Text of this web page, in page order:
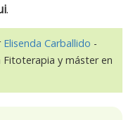
.
Elisenda Carballido -
y máster en